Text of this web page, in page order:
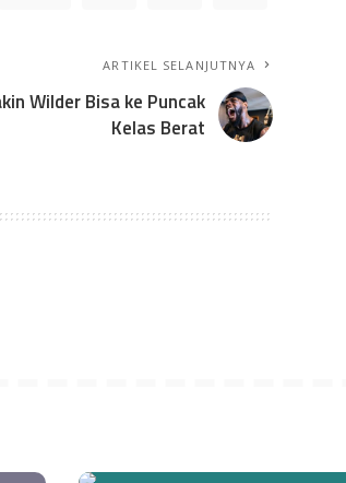
ARTIKEL SELANJUTNYA
Wilder Bisa ke Puncak
Kelas Berat